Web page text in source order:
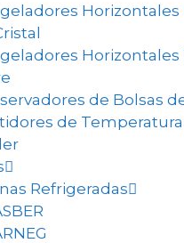
Horizontales
Horizontales
de Bolsas
de
Refrigeradas